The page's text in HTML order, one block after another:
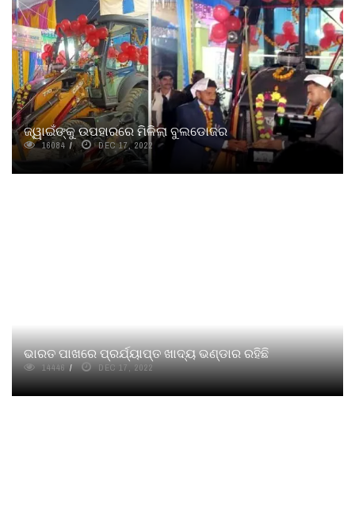
ଜ୍ୱାଇଁଙ୍କୁ ଉପହାରରେ ମିଳିଲା ବୁଲଡୋଜର
16084 DEC 17, 2022
ଭାରତ ପାଖରେ ପ୍ରର୍ଯ୍ୟାପ୍ତ ଖାଦ୍ୟ ଭଣ୍ଡାର ରହିଛି
14446 DEC 17, 2022